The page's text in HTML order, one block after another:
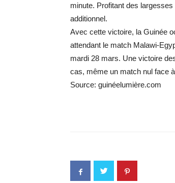
minute. Profitant des largesses
additionnel.
Avec cette victoire, la Guinée
attendant le match Malawi-
mardi 28 mars. Une victoire
cas, même un match nul face
Source: guinéelumière.com